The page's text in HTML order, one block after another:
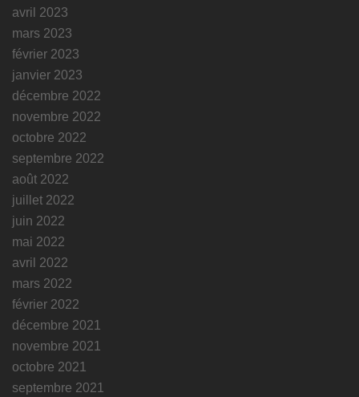
avril 2023
mars 2023
février 2023
janvier 2023
décembre 2022
novembre 2022
octobre 2022
septembre 2022
août 2022
juillet 2022
juin 2022
mai 2022
avril 2022
mars 2022
février 2022
décembre 2021
novembre 2021
octobre 2021
septembre 2021